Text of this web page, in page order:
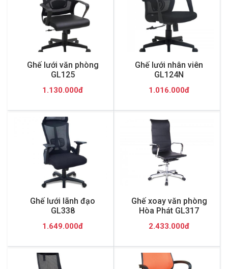
Ghế lưới văn phòng
GL125
1.130.000đ
Ghế lưới nhân viên
GL124N
1.016.000đ
Ghế lưới lãnh đạo
GL338
1.649.000đ
Ghế xoay văn phòng
Hòa Phát GL317
2.433.000đ